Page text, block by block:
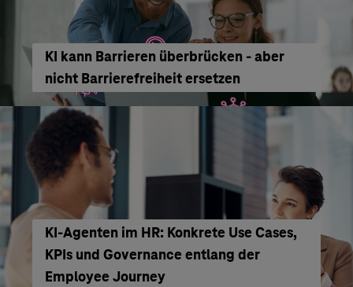
KI kann Barrieren überbrücken - aber
nicht Barrierefreiheit ersetzen
KI‑Agenten im HR: Konkrete Use Cases,
KPIs und Governance entlang der
Employee Journey